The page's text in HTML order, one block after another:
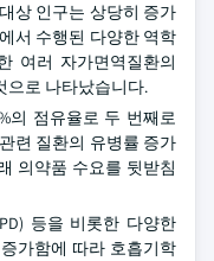
상 인구는 상당히 증가
서 수행된 다양한 역학
여러 자가면역질환의
으로 나타났습니다.
의 점유율로 두 번째로
련 질환의 유병률 증가
의약품 수요를 뒷받침
등을 비롯한 다양한
가함에 따라 호흡기학